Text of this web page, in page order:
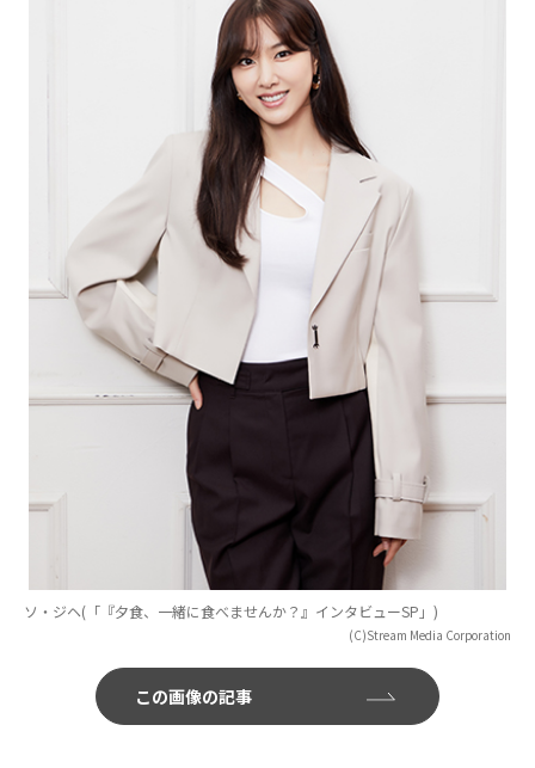
ソ・ジヘ(「『夕食、一緒に食べませんか？』インタビューSP」)
(C)Stream Media Corporation
この画像の記事